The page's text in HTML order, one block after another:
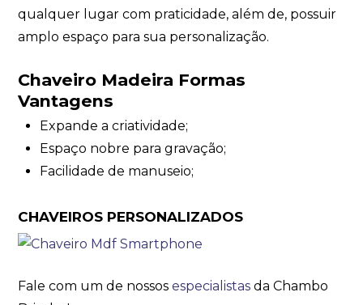
qualquer lugar com praticidade, além de, possuir
amplo espaço para sua personalização.
Chaveiro Madeira Formas
Vantagens
Expande a criatividade;
Espaço nobre para gravação;
Facilidade de manuseio;
CHAVEIROS PERSONALIZADOS
Fale com um de nossosespecialistas da Chambo